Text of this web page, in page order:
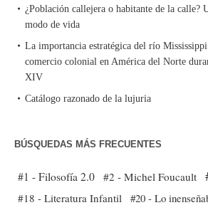
¿Población callejera o habitante de la calle?
modo de vida
La importancia estratégica del río
comercio colonial en América del Norte
XIV
Catálogo razonado de la lujuria
BÚSQUEDAS MÁS FRECUENTES
#1 - Filosofía 2.0 #2 - Michel Foucault
#18 - Literatura Infantil #20 - Lo